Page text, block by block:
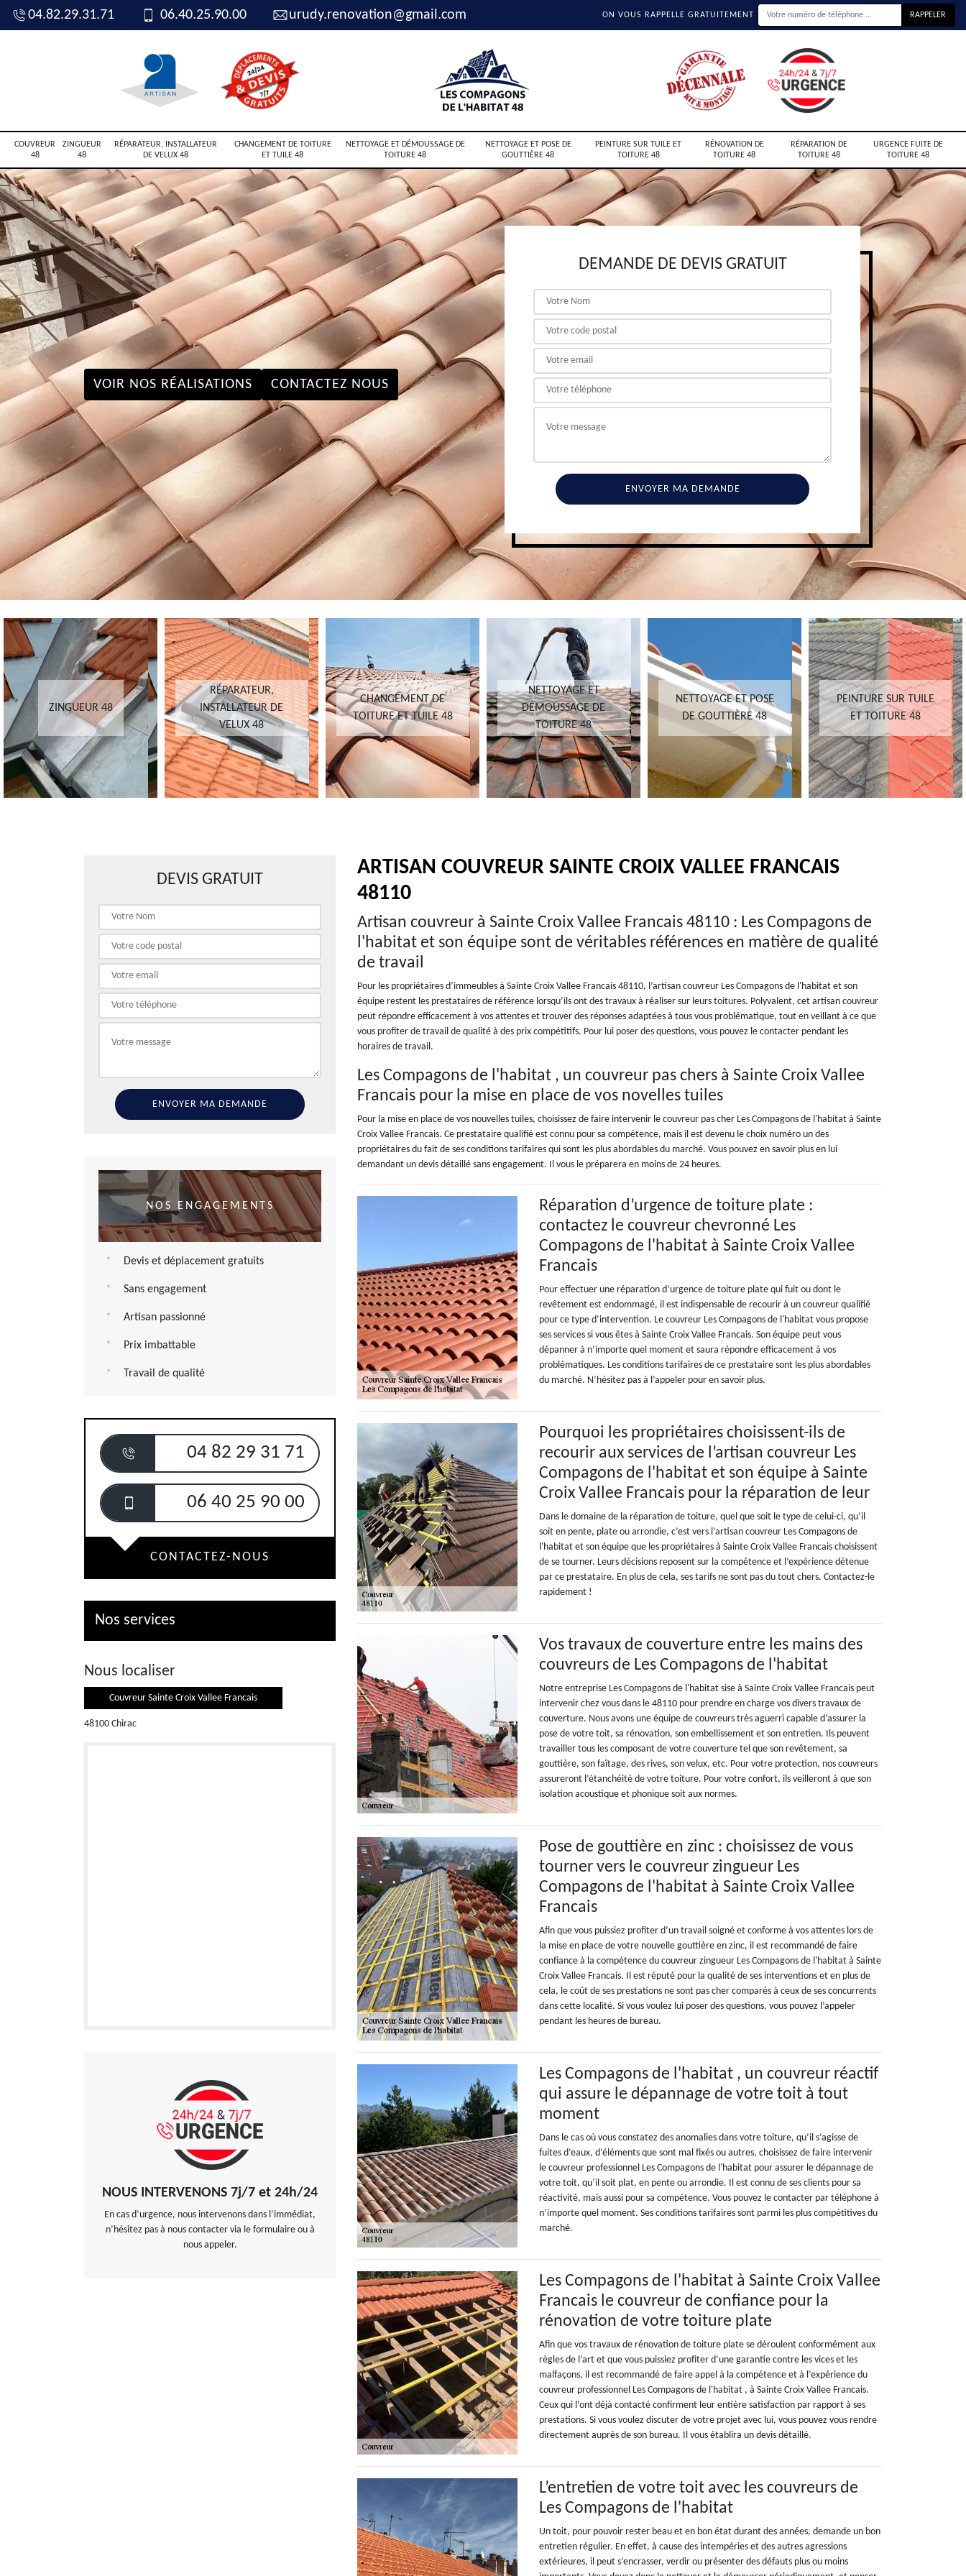
04.82.29.31.71 06.40.25.90.00 urudy.renovation@gmail.com ON VOUS RAPPELLE GRATUITEMENT
COUVREUR
48
ZINGUEUR
48
RÉPARATEUR, INSTALLATEUR
DE VELUX 48
CHANGEMENT DE TOITURE
ET TUILE 48
NETTOYAGE ET DÉMOUSSAGE DE
TOITURE 48
NETTOYAGE ET POSE DE
GOUTTIÈRE 48
PEINTURE SUR TUILE ET
TOITURE 48
RÉNOVATION DE
TOITURE 48
RÉPARATION DE
TOITURE 48
URGENCE FUITE DE
TOITURE 48
VOIR NOS RÉALISATIONS CONTACTEZ NOUS
DEMANDE DE DEVIS GRATUIT
ZINGUEUR 48
RÉPARATEUR,
INSTALLATEUR DE
VELUX 48
CHANGEMENT DE
TOITURE ET TUILE 48
NETTOYAGE ET
DÉMOUSSAGE DE
TOITURE 48
NETTOYAGE ET POSE
DE GOUTTIÈRE 48
PEINTURE SUR TUILE
ET TOITURE 48
DEVIS GRATUIT
NOS ENGAGEMENTS
Devis et déplacement gratuits
Sans engagement
Artisan passionné
Prix imbattable
Travail de qualité
04 82 29 31 71
06 40 25 90 00
CONTACTEZ-NOUS
Nos services
Nous localiser
Couvreur Sainte Croix Vallee Francais
48100 Chirac
NOUS INTERVENONS 7j/7 et 24h/24
En cas d’urgence, nous intervenons dans l’immédiat,
n’hésitez pas à nous contacter via le formulaire ou à
nous appeler.
ARTISAN COUVREUR SAINTE CROIX VALLEE FRANCAIS
48110
Artisan couvreur à Sainte Croix Vallee Francais 48110 : Les Compagons de
l'habitat et son équipe sont de véritables références en matière de qualité
de travail
Pour les propriétaires d’immeubles à Sainte Croix Vallee Francais 48110, l’artisan couvreur Les Compagons de l'habitat et son
équipe restent les prestataires de référence lorsqu’ils ont des travaux à réaliser sur leurs toitures. Polyvalent, cet artisan couvreur
peut répondre efficacement à vos attentes et trouver des réponses adaptées à tous vous problématique, tout en veillant à ce que
vous profiter de travail de qualité à des prix compétitifs. Pour lui poser des questions, vous pouvez le contacter pendant les
horaires de travail.
Les Compagons de l'habitat , un couvreur pas chers à Sainte Croix Vallee
Francais pour la mise en place de vos novelles tuiles
Pour la mise en place de vos nouvelles tuiles, choisissez de faire intervenir le couvreur pas cher Les Compagons de l'habitat à Sainte
Croix Vallee Francais. Ce prestataire qualifié est connu pour sa compétence, mais il est devenu le choix numéro un des
propriétaires du fait de ses conditions tarifaires qui sont les plus abordables du marché. Vous pouvez en savoir plus en lui
demandant un devis détaillé sans engagement. Il vous le préparera en moins de 24 heures.
Réparation d’urgence de toiture plate :
contactez le couvreur chevronné Les
Compagons de l'habitat à Sainte Croix Vallee
Francais
Pour effectuer une réparation d’urgence de toiture plate qui fuit ou dont le
revêtement est endommagé, il est indispensable de recourir à un couvreur qualifié
pour ce type d’intervention. Le couvreur Les Compagons de l'habitat vous propose
ses services si vous êtes à Sainte Croix Vallee Francais. Son équipe peut vous
dépanner à n’importe quel moment et saura répondre efficacement à vos
problématiques. Les conditions tarifaires de ce prestataire sont les plus abordables
du marché. N’hésitez pas à l’appeler pour en savoir plus.
Pourquoi les propriétaires choisissent-ils de
recourir aux services de l’artisan couvreur Les
Compagons de l'habitat et son équipe à Sainte
Croix Vallee Francais pour la réparation de leur
Dans le domaine de la réparation de toiture, quel que soit le type de celui-ci, qu’il
soit en pente, plate ou arrondie, c’est vers l’artisan couvreur Les Compagons de
l'habitat et son équipe que les propriétaires à Sainte Croix Vallee Francais choisissent
de se tourner. Leurs décisions reposent sur la compétence et l’expérience détenue
par ce prestataire. En plus de cela, ses tarifs ne sont pas du tout chers. Contactez-le
rapidement !
Vos travaux de couverture entre les mains des
couvreurs de Les Compagons de l'habitat
Notre entreprise Les Compagons de l'habitat sise à Sainte Croix Vallee Francais peut
intervenir chez vous dans le 48110 pour prendre en charge vos divers travaux de
couverture. Nous avons une équipe de couvreurs très aguerri capable d’assurer la
pose de votre toit, sa rénovation, son embellissement et son entretien. Ils peuvent
travailler tous les composant de votre couverture tel que son revêtement, sa
gouttière, son faîtage, des rives, son velux, etc. Pour votre protection, nos couvreurs
assureront l’étanchéité de votre toiture. Pour votre confort, ils veilleront à que son
isolation acoustique et phonique soit aux normes.
Pose de gouttière en zinc : choisissez de vous
tourner vers le couvreur zingueur Les
Compagons de l'habitat à Sainte Croix Vallee
Francais
Afin que vous puissiez profiter d’un travail soigné et conforme à vos attentes lors de
la mise en place de votre nouvelle gouttière en zinc, il est recommandé de faire
confiance à la compétence du couvreur zingueur Les Compagons de l'habitat à Sainte
Croix Vallee Francais. Il est réputé pour la qualité de ses interventions et en plus de
cela, le coût de ses prestations ne sont pas cher comparés à ceux de ses concurrents
dans cette localité. Si vous voulez lui poser des questions, vous pouvez l’appeler
pendant les heures de bureau.
Les Compagons de l'habitat , un couvreur réactif
qui assure le dépannage de votre toit à tout
moment
Dans le cas où vous constatez des anomalies dans votre toiture, qu’il s’agisse de
fuites d’eaux, d’éléments que sont mal fixés ou autres, choisissez de faire intervenir
le couvreur professionnel Les Compagons de l'habitat pour assurer le dépannage de
votre toit, qu’il soit plat, en pente ou arrondie. Il est connu de ses clients pour sa
réactivité, mais aussi pour sa compétence. Vous pouvez le contacter par téléphone à
n’importe quel moment. Ses conditions tarifaires sont parmi les plus compétitives du
marché.
Les Compagons de l'habitat à Sainte Croix Vallee
Francais le couvreur de confiance pour la
rénovation de votre toiture plate
Afin que vos travaux de rénovation de toiture plate se déroulent conformément aux
règles de l’art et que vous puissiez profiter d’une garantie contre les vices et les
malfaçons, il est recommandé de faire appel à la compétence et à l’expérience du
couvreur professionnel Les Compagons de l'habitat , à Sainte Croix Vallee Francais.
Ceux qui l’ont déjà contacté confirment leur entière satisfaction par rapport à ses
prestations. Si vous voulez discuter de votre projet avec lui, vous pouvez vous rendre
directement auprès de son bureau. Il vous établira un devis détaillé.
L’entretien de votre toit avec les couvreurs de
Les Compagons de l'habitat
Un toit, pour pouvoir rester beau et en bon état durant des années, demande un bon
entretien régulier. En effet, à cause des intempéries et des autres agressions
extérieures, il peut s’encrasser, verdir ou présenter des défauts plus ou moins